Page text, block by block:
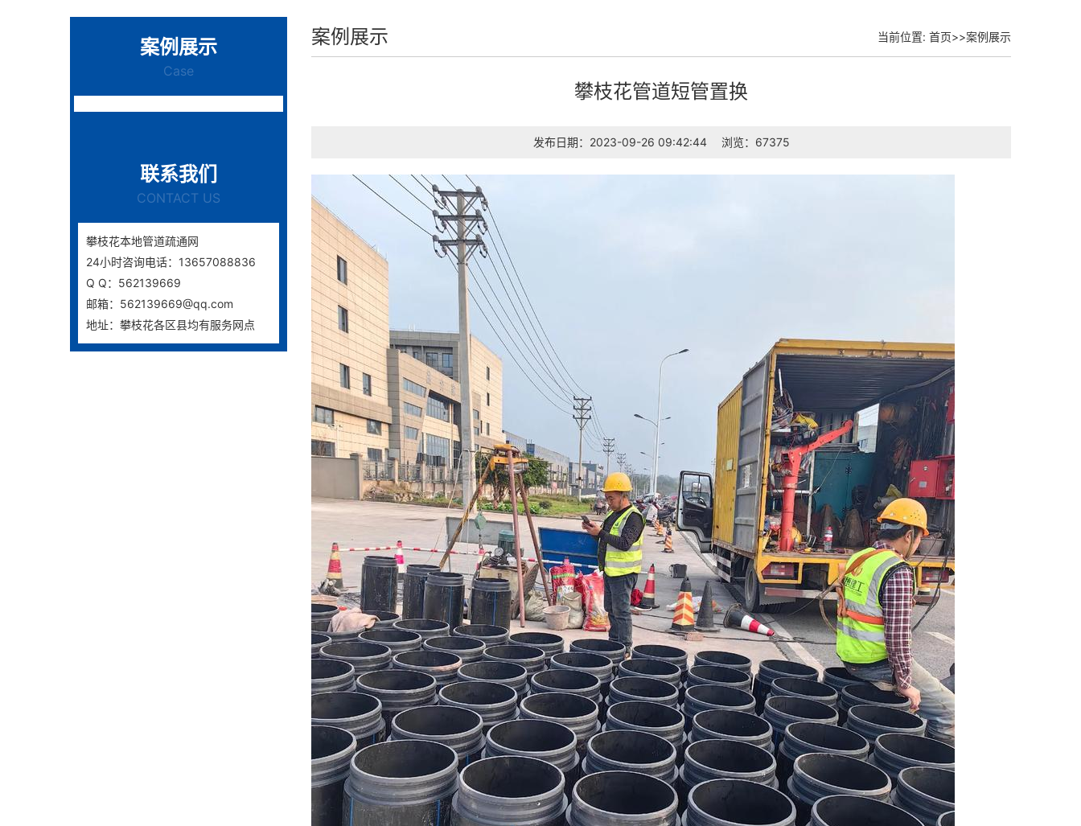
案例展示
Case
联系我们
CONTACT US
攀枝花本地管道疏通网
24小时咨询电话：13657088836
Q Q：562139669
邮箱：562139669@qq.com
地址：攀枝花各区县均有服务网点
案例展示 当前位置: 首页>>案例展示
攀枝花管道短管置换
发布日期：2023-09-26 09:42:44 浏览：67375